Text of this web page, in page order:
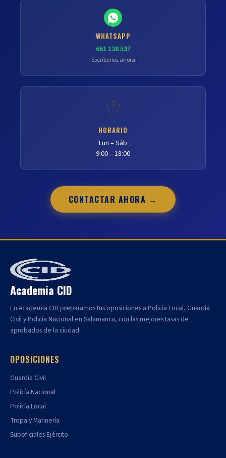
WHATSAPP
661 138 537
Escríbenos ahora
🕐
HORARIO
Lun – Sáb
9:00 – 18:00
CONTACTAR AHORA →
Academia CID
En Academia CID preparamos tus oposiciones a Policía Local, Guardia
Civil y Policía Nacional en Salamanca, con las mejores tasas de
aprobados de la ciudad.
OPOSICIONES
Guardia Civil
Policía Nacional
Policía Local
Tropa y Marinería
Suboficiales Ejército